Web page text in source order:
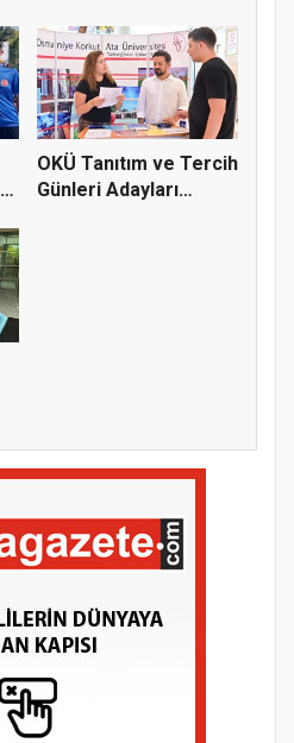
OKÜ Tanıtım ve Tercih
Günleri Adayları